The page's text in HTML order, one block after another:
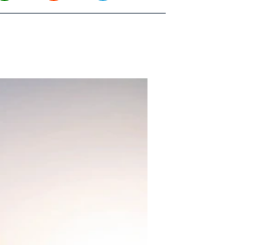
(X)
RedditTelegram